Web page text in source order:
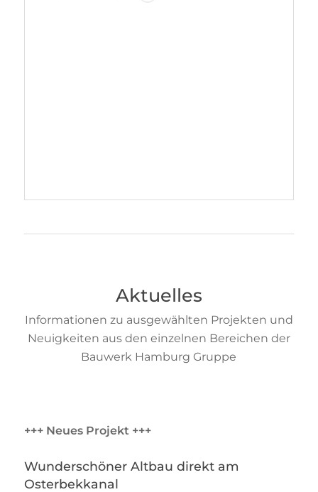
Aktuelles
Informationen zu ausgewählten Projekten und
Neuigkeiten aus den einzelnen Bereichen der
Bauwerk Hamburg Gruppe
+++ Neues Projekt +++
Wunderschöner Altbau direkt am
Osterbekkanal